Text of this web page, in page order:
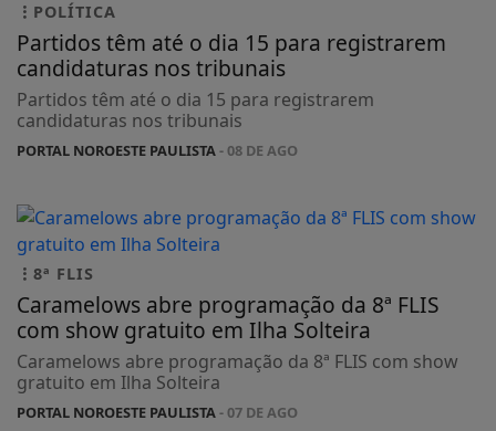
POLÍTICA
Partidos têm até o dia 15 para registrarem
candidaturas nos tribunais
Partidos têm até o dia 15 para registrarem
candidaturas nos tribunais
PORTAL NOROESTE PAULISTA- 08 DE AGO
8ª FLIS
Caramelows abre programação da 8ª FLIS
com show gratuito em Ilha Solteira
Caramelows abre programação da 8ª FLIS com show
gratuito em Ilha Solteira
PORTAL NOROESTE PAULISTA- 07 DE AGO